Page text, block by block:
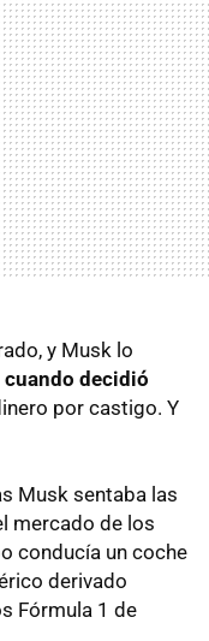
y Musk lo
cuando decidió
por castigo. Y
Musk sentaba las
mercado de los
conducía un coche
derivado
Fórmula 1 de